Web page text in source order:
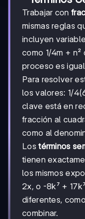
Trabajar con
mismas reglas
incluyen
como 1/4
1/4m + n²
proceso es
Para resolver
los valores: 1/4
1/4
clave está en
fracción al
como al
Lostérminos
tienen
los mismos
2x, o -8k⁷ +
diferentes,
combinar.